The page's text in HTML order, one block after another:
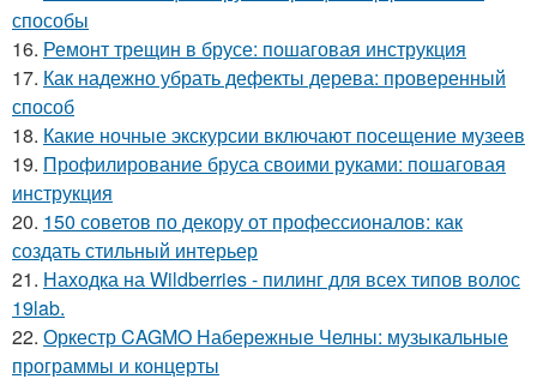
способы
16. Ремонт трещин в брусе: пошаговая инструкция
17. Как надежно убрать дефекты дерева: проверенный
способ
18. Какие ночные экскурсии включают посещение музеев
19. Профилирование бруса своими руками: пошаговая
инструкция
20. 150 советов по декору от профессионалов: как
создать стильный интерьер
21. Находка на Wildberries - пилинг для всех типов волос
19lab.
22. Оркестр CAGMO Набережные Челны: музыкальные
программы и концерты